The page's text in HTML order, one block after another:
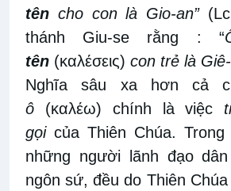
tên cho con là Gio-an”(Lc
thánh Giu-se rằng : “
tên (καλέσεις) con trẻ là
Nghĩa sâu xa hơn cả
ô (καλέω) chính là việc
gọicủa Thiên Chúa.
những người lãnh đạo
ngôn sứ, đều do Thiên